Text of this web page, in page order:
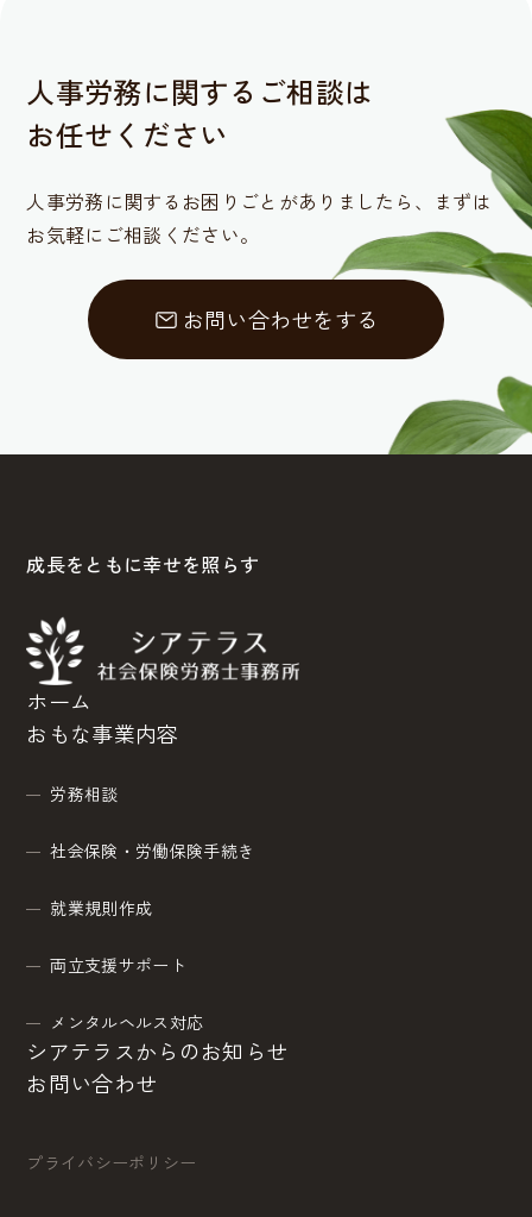
人事労務に関するご相談は
お任せください
人事労務に関するお困りごとがありましたら、 まずは
お気軽にご相談ください。
お問い合わせをする
成長をともに幸せを照らす
ホーム
おもな事業内容
労務相談
社会保険・労働保険手続き
就業規則作成
両立支援サポート
メンタルヘルス対応
シアテラスからのお知らせ
お問い合わせ
プライバシーポリシー